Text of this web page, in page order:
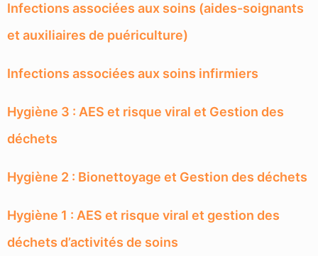
Infections associées aux soins (aides-soignants
et auxiliaires de puériculture)
Infections associées aux soins infirmiers
Hygiène 3 : AES et risque viral et Gestion des
déchets
Hygiène 2 : Bionettoyage et Gestion des déchets
Hygiène 1 : AES et risque viral et gestion des
déchets d’activités de soins